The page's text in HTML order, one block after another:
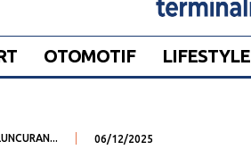
OTOMOTIF LIFESTYLE
06/12/2025